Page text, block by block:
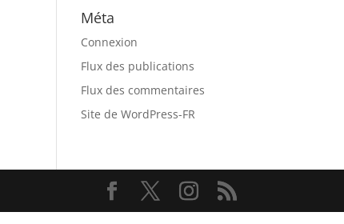
Méta
Connexion
Flux des publications
Flux des commentaires
Site de WordPress-FR